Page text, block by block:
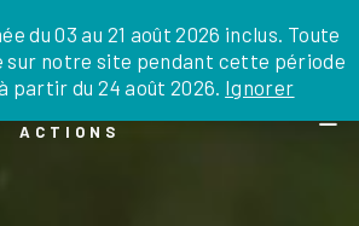
du 03 au 21 août 2026 inclus. Toute
sur notre site pendant cette période
partir du 24 août 2026. Ignorer
NOUS SOUTENIR
DEPUIS LA FRANCE
DEPUIS L’INTERNATIONAL
EN TANT QU’ORGANISATION
0 ARTICLE
ACTIONS